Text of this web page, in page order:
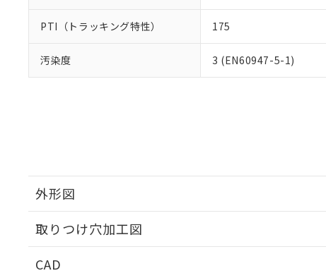
PTI（トラッキング特性） 175
汚染度 3 (EN60947-5-1)
外形図
取りつけ穴加工図
CAD